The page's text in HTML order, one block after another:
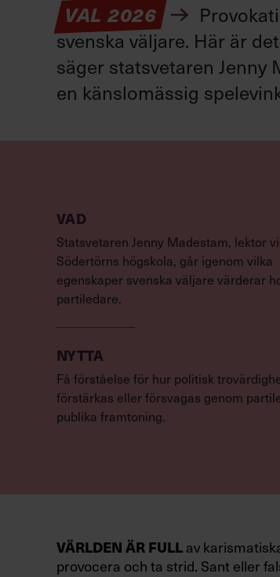
VAL 2026
svenska väljare. Här är
säger statsvetaren Jenny
en känslomässig
VAD
Statsvetaren Jenny Madestam, lektor
Södertörns högskola, går igenom vilka
egenskaper svenska väljare värderar
partiledare.
NYTTA
Få förståelse för hur politisk
förstärkas eller försvagas genom
publika framtoning.
VÄRLDEN ÄR FULL av
provocera och ta strid. Sant eller